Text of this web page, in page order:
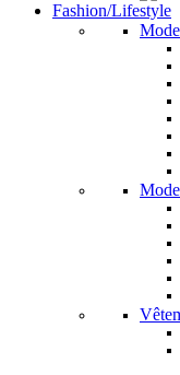
Fashion/Lifestyle